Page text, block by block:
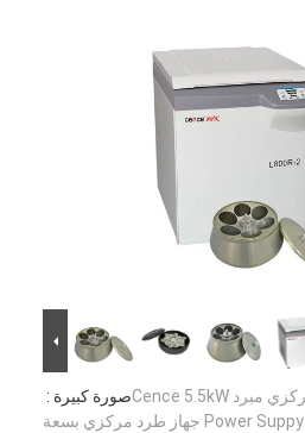
صورة كبيرة :جهاز طرد مركزي مبرد Cence 5.5kW
Power Suppy 6x1500ml جهاز طرد مركزي بسعة